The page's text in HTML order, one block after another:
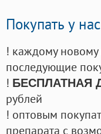
Покупать у
! каждому
последующие
! БЕСПЛАТНАЯ
рублей
! оптовым
препарата с